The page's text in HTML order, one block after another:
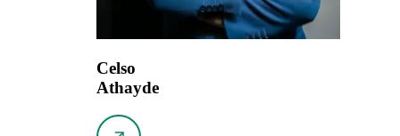
Celso
Athayde